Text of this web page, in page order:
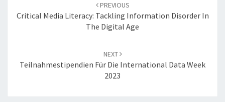
PREVIOUS
Critical Media Literacy: Tackling Information Disorder In
The Digital Age
NEXT
Teilnahmestipendien Für Die International Data Week
2023